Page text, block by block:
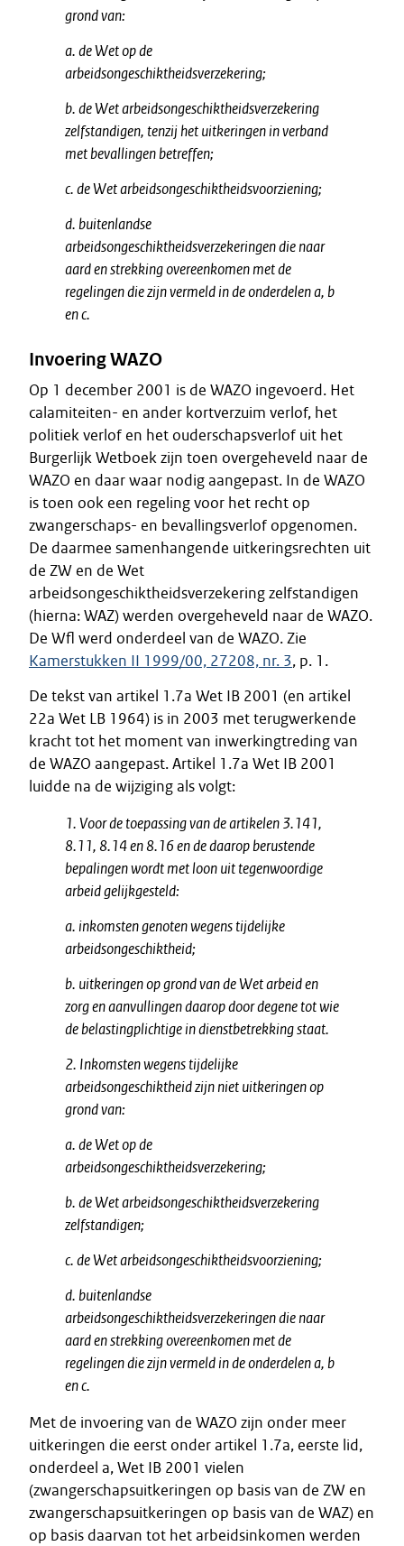
grond van:
a. de Wet op de
arbeidsongeschiktheidsverzekering;
b. de Wet arbeidsongeschiktheidsverzekering
zelfstandigen, tenzij het uitkeringen in verband
met bevallingen betreffen;
c. de Wet arbeidsongeschiktheidsvoorziening;
d. buitenlandse
arbeidsongeschiktheidsverzekeringen die naar
aard en strekking overeenkomen met de
regelingen die zijn vermeld in de onderdelen a, b
en c.
Invoering WAZO
Op 1 december 2001 is de WAZO ingevoerd. Het
calamiteiten- en ander kortverzuim verlof, het
politiek verlof en het ouderschapsverlof uit het
Burgerlijk Wetboek zijn toen overgeheveld naar de
WAZO en daar waar nodig aangepast. In de WAZO
is toen ook een regeling voor het recht op
zwangerschaps- en bevallingsverlof opgenomen.
De daarmee samenhangende uitkeringsrechten uit
de ZW en de Wet
arbeidsongeschiktheidsverzekering zelfstandigen
(hierna: WAZ) werden overgeheveld naar de WAZO.
De Wfl werd onderdeel van de WAZO. Zie
Kamerstukken II 1999/00, 27208, nr. 3, p. 1.
De tekst van artikel 1.7a Wet IB 2001 (en artikel
22a Wet LB 1964) is in 2003 met terugwerkende
kracht tot het moment van inwerkingtreding van
de WAZO aangepast. Artikel 1.7a Wet IB 2001
luidde na de wijziging als volgt:
1. Voor de toepassing van de artikelen 3.141,
8.11, 8.14 en 8.16 en de daarop berustende
bepalingen wordt met loon uit tegenwoordige
arbeid gelijkgesteld:
a. inkomsten genoten wegens tijdelijke
arbeidsongeschiktheid;
b. uitkeringen op grond van de Wet arbeid en
zorg en aanvullingen daarop door degene tot wie
de belastingplichtige in dienstbetrekking staat.
2. Inkomsten wegens tijdelijke
arbeidsongeschiktheid zijn niet uitkeringen op
grond van:
a. de Wet op de
arbeidsongeschiktheidsverzekering;
b. de Wet arbeidsongeschiktheidsverzekering
zelfstandigen;
c. de Wet arbeidsongeschiktheidsvoorziening;
d. buitenlandse
arbeidsongeschiktheidsverzekeringen die naar
aard en strekking overeenkomen met de
regelingen die zijn vermeld in de onderdelen a, b
en c.
Met de invoering van de WAZO zijn onder meer
uitkeringen die eerst onder artikel 1.7a, eerste lid,
onderdeel a, Wet IB 2001 vielen
(zwangerschapsuitkeringen op basis van de ZW en
zwangerschapsuitkeringen op basis van de WAZ) en
op basis daarvan tot het arbeidsinkomen werden